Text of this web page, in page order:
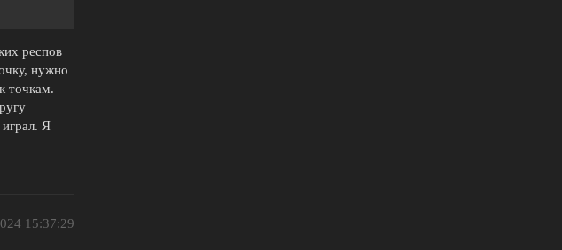
респов
нужно
точкам.
Я
15:37:29